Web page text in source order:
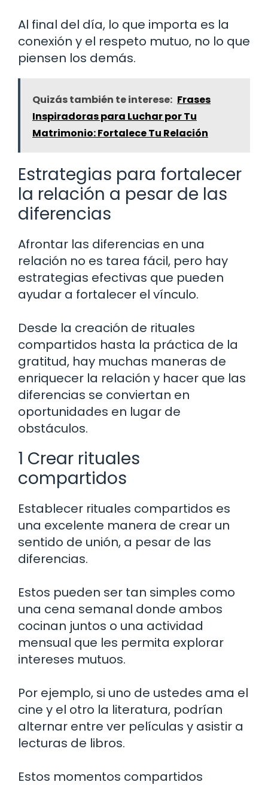
Al final del día, lo que importa es la
conexión y el respeto mutuo, no lo que
piensen los demás.
Quizás también te interese: Frases
Inspiradoras para Luchar por Tu
Matrimonio: Fortalece Tu Relación
Estrategias para fortalecer
la relación a pesar de las
diferencias
Afrontar las diferencias en una
relación no es tarea fácil, pero hay
estrategias efectivas que pueden
ayudar a fortalecer el vínculo.
Desde la creación de rituales
compartidos hasta la práctica de la
gratitud, hay muchas maneras de
enriquecer la relación y hacer que las
diferencias se conviertan en
oportunidades en lugar de
obstáculos.
1 Crear rituales
compartidos
Establecer rituales compartidos es
una excelente manera de crear un
sentido de unión, a pesar de las
diferencias.
Estos pueden ser tan simples como
una cena semanal donde ambos
cocinan juntos o una actividad
mensual que les permita explorar
intereses mutuos.
Por ejemplo, si uno de ustedes ama el
cine y el otro la literatura, podrían
alternar entre ver películas y asistir a
lecturas de libros.
Estos momentos compartidos